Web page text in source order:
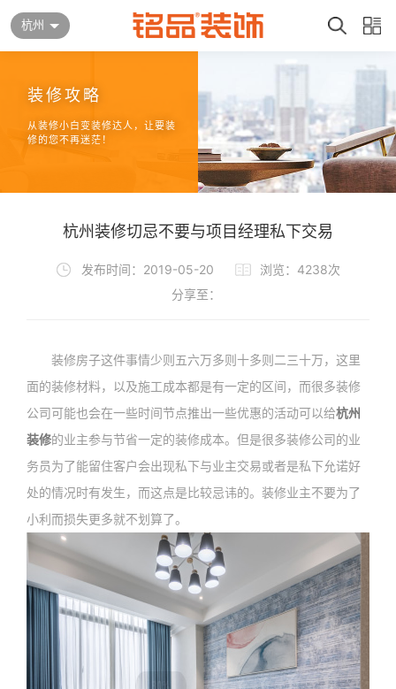
杭州
装修攻略
从装修小白变装修达人，让要装
修的您不再迷茫！
杭州装修切忌不要与项目经理私下交易
发布时间：2019-05-20
浏览：4238次
分享至：
装修房子这件事情少则五六万多则十多则二三十万，这里
面的装修材料，以及施工成本都是有一定的区间，而很多装修
公司可能也会在一些时间节点推出一些优惠的活动可以给杭州
装修的业主参与节省一定的装修成本。但是很多装修公司的业
务员为了能留住客户会出现私下与业主交易或者是私下允诺好
处的情况时有发生，而这点是比较忌讳的。装修业主不要为了
小利而损失更多就不划算了。